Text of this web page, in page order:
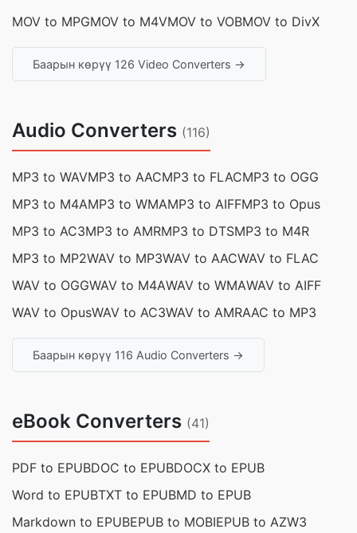
MOV to MPGMOV to M4VMOV to VOBMOV to DivX
Баарын көрүү 126 Video Converters →
Audio Converters (116)
MP3 to WAVMP3 to AACMP3 to FLACMP3 to OGG
MP3 to M4AMP3 to WMAMP3 to AIFFMP3 to Opus
MP3 to AC3MP3 to AMRMP3 to DTSMP3 to M4R
MP3 to MP2WAV to MP3WAV to AACWAV to FLAC
WAV to OGGWAV to M4AWAV to WMAWAV to AIFF
WAV to OpusWAV to AC3WAV to AMRAAC to MP3
Баарын көрүү 116 Audio Converters →
eBook Converters (41)
PDF to EPUBDOC to EPUBDOCX to EPUB
Word to EPUBTXT to EPUBMD to EPUB
Markdown to EPUBEPUB to MOBIEPUB to AZW3